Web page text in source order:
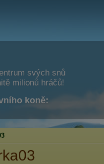
svých snů
milionů hráčů!
koně: